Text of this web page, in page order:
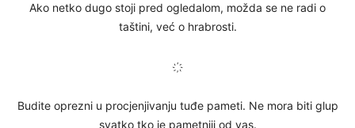
Ako netko dugo stoji pred ogledalom, možda se ne radi o
taštini, već o hrabrosti.
҉
Budite oprezni u procjenjivanju tuđe pameti. Ne mora biti glup
svatko tko je pametniji od vas.